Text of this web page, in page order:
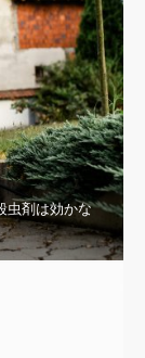
虫剤は効かな